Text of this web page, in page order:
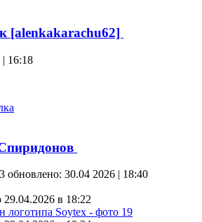
[alenkakarachu62]
| 16:18
обновлено: 30.04 2026 | 18:40
29.04.2026 в 18:22